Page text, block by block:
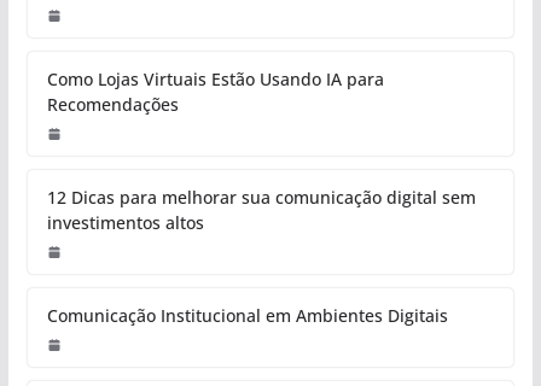
Como Lojas Virtuais Estão Usando IA para
Recomendações
12 Dicas para melhorar sua comunicação digital sem
investimentos altos
Comunicação Institucional em Ambientes Digitais